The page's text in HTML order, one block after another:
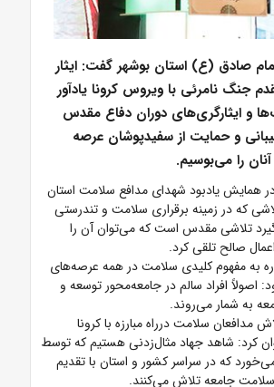
صادق (ع) استان بوشهر گفت: ایثار
جنگ نامرئی با ویروس کرونا یادآور
و ایثارگری‌های دوران دفاع مقدس
و حمایت از سفیدپوشان عرصه
را می‌بوسیم.
همایش یادبود شهدای مدافع سلامت استان
که در زمینه برقراری سلامت و تندرستی
تلاشی مقدس است که می‌توان آن را
صالح تلقی کرد.
به مفهوم کلیدی سلامت در همه عرصه‌های
اصولاً افراد سالم در جامعه‌محور توسعه و
به شمار می‌روند.
مدافعان سلامت درراه مبارزه با کرونا
کرد: شاهد جهاد مثال‌زدنی هستیم که توسط
که در سراسر کشور و استان با تقدیم
جامعه تلاش می‌کنند.